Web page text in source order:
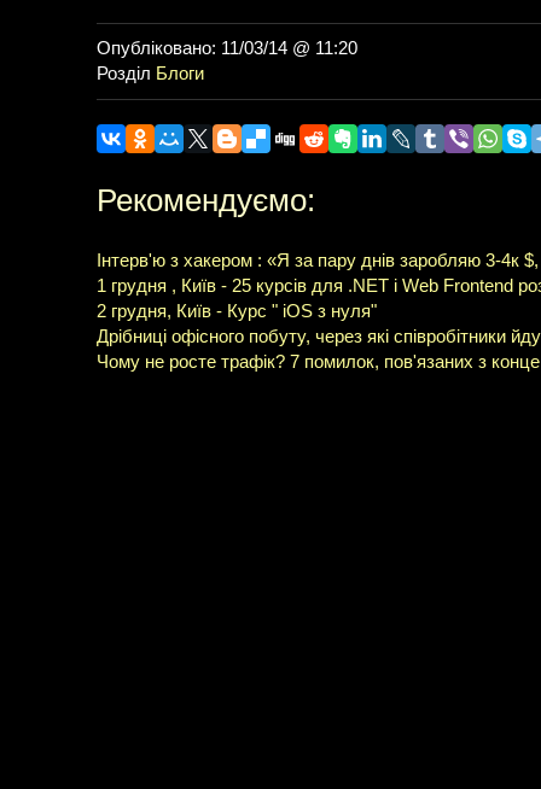
Опубліковано: 11/03/14 @ 11:20
Розділ Блоги
Рекомендуємо:
Інтерв'ю з хакером : «Я за пару днів заробляю 3-4к
1 грудня , Київ - 25 курсів для .NET і Web Frontend
2 грудня, Київ - Курс " iOS з нуля"
Дрібниці офісного побуту, через які співробітники
Чому не росте трафік? 7 помилок, пов'язаних з